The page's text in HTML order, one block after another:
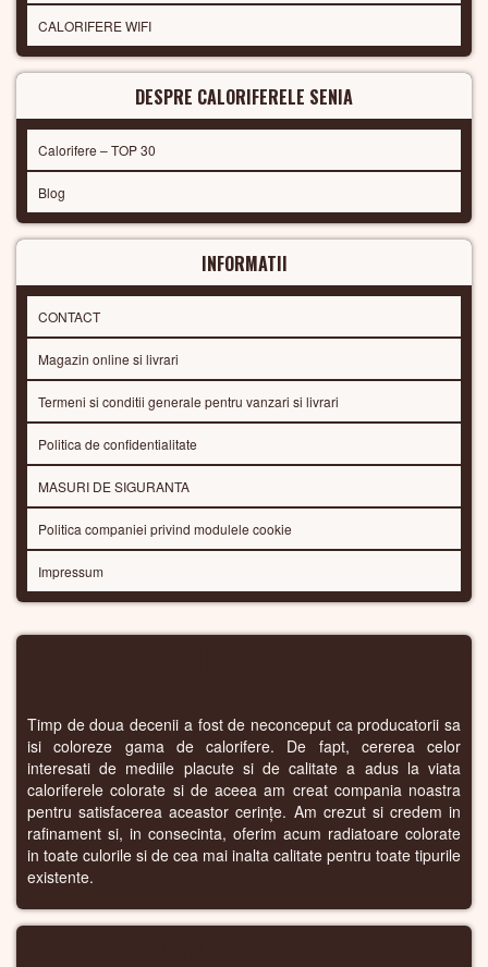
CALORIFERE WIFI
DESPRE CALORIFERELE SENIA
Calorifere – TOP 30
Blog
INFORMATII
CONTACT
Magazin online si livrari
Termeni si conditii generale pentru vanzari si livrari
Politica de confidentialitate
MASURI DE SIGURANTA
Politica companiei privind modulele cookie
Impressum
Timp de doua decenii a fost de neconceput ca producatorii sa
isi coloreze gama de calorifere. De fapt, cererea celor
interesati de mediile placute si de calitate a adus la viata
caloriferele colorate si de aceea am creat compania noastra
pentru satisfacerea aceastor cerințe. Am crezut si credem in
rafinament si, in consecinta, oferim acum radiatoare colorate
in toate culorile si de cea mai inalta calitate pentru toate tipurile
existente.